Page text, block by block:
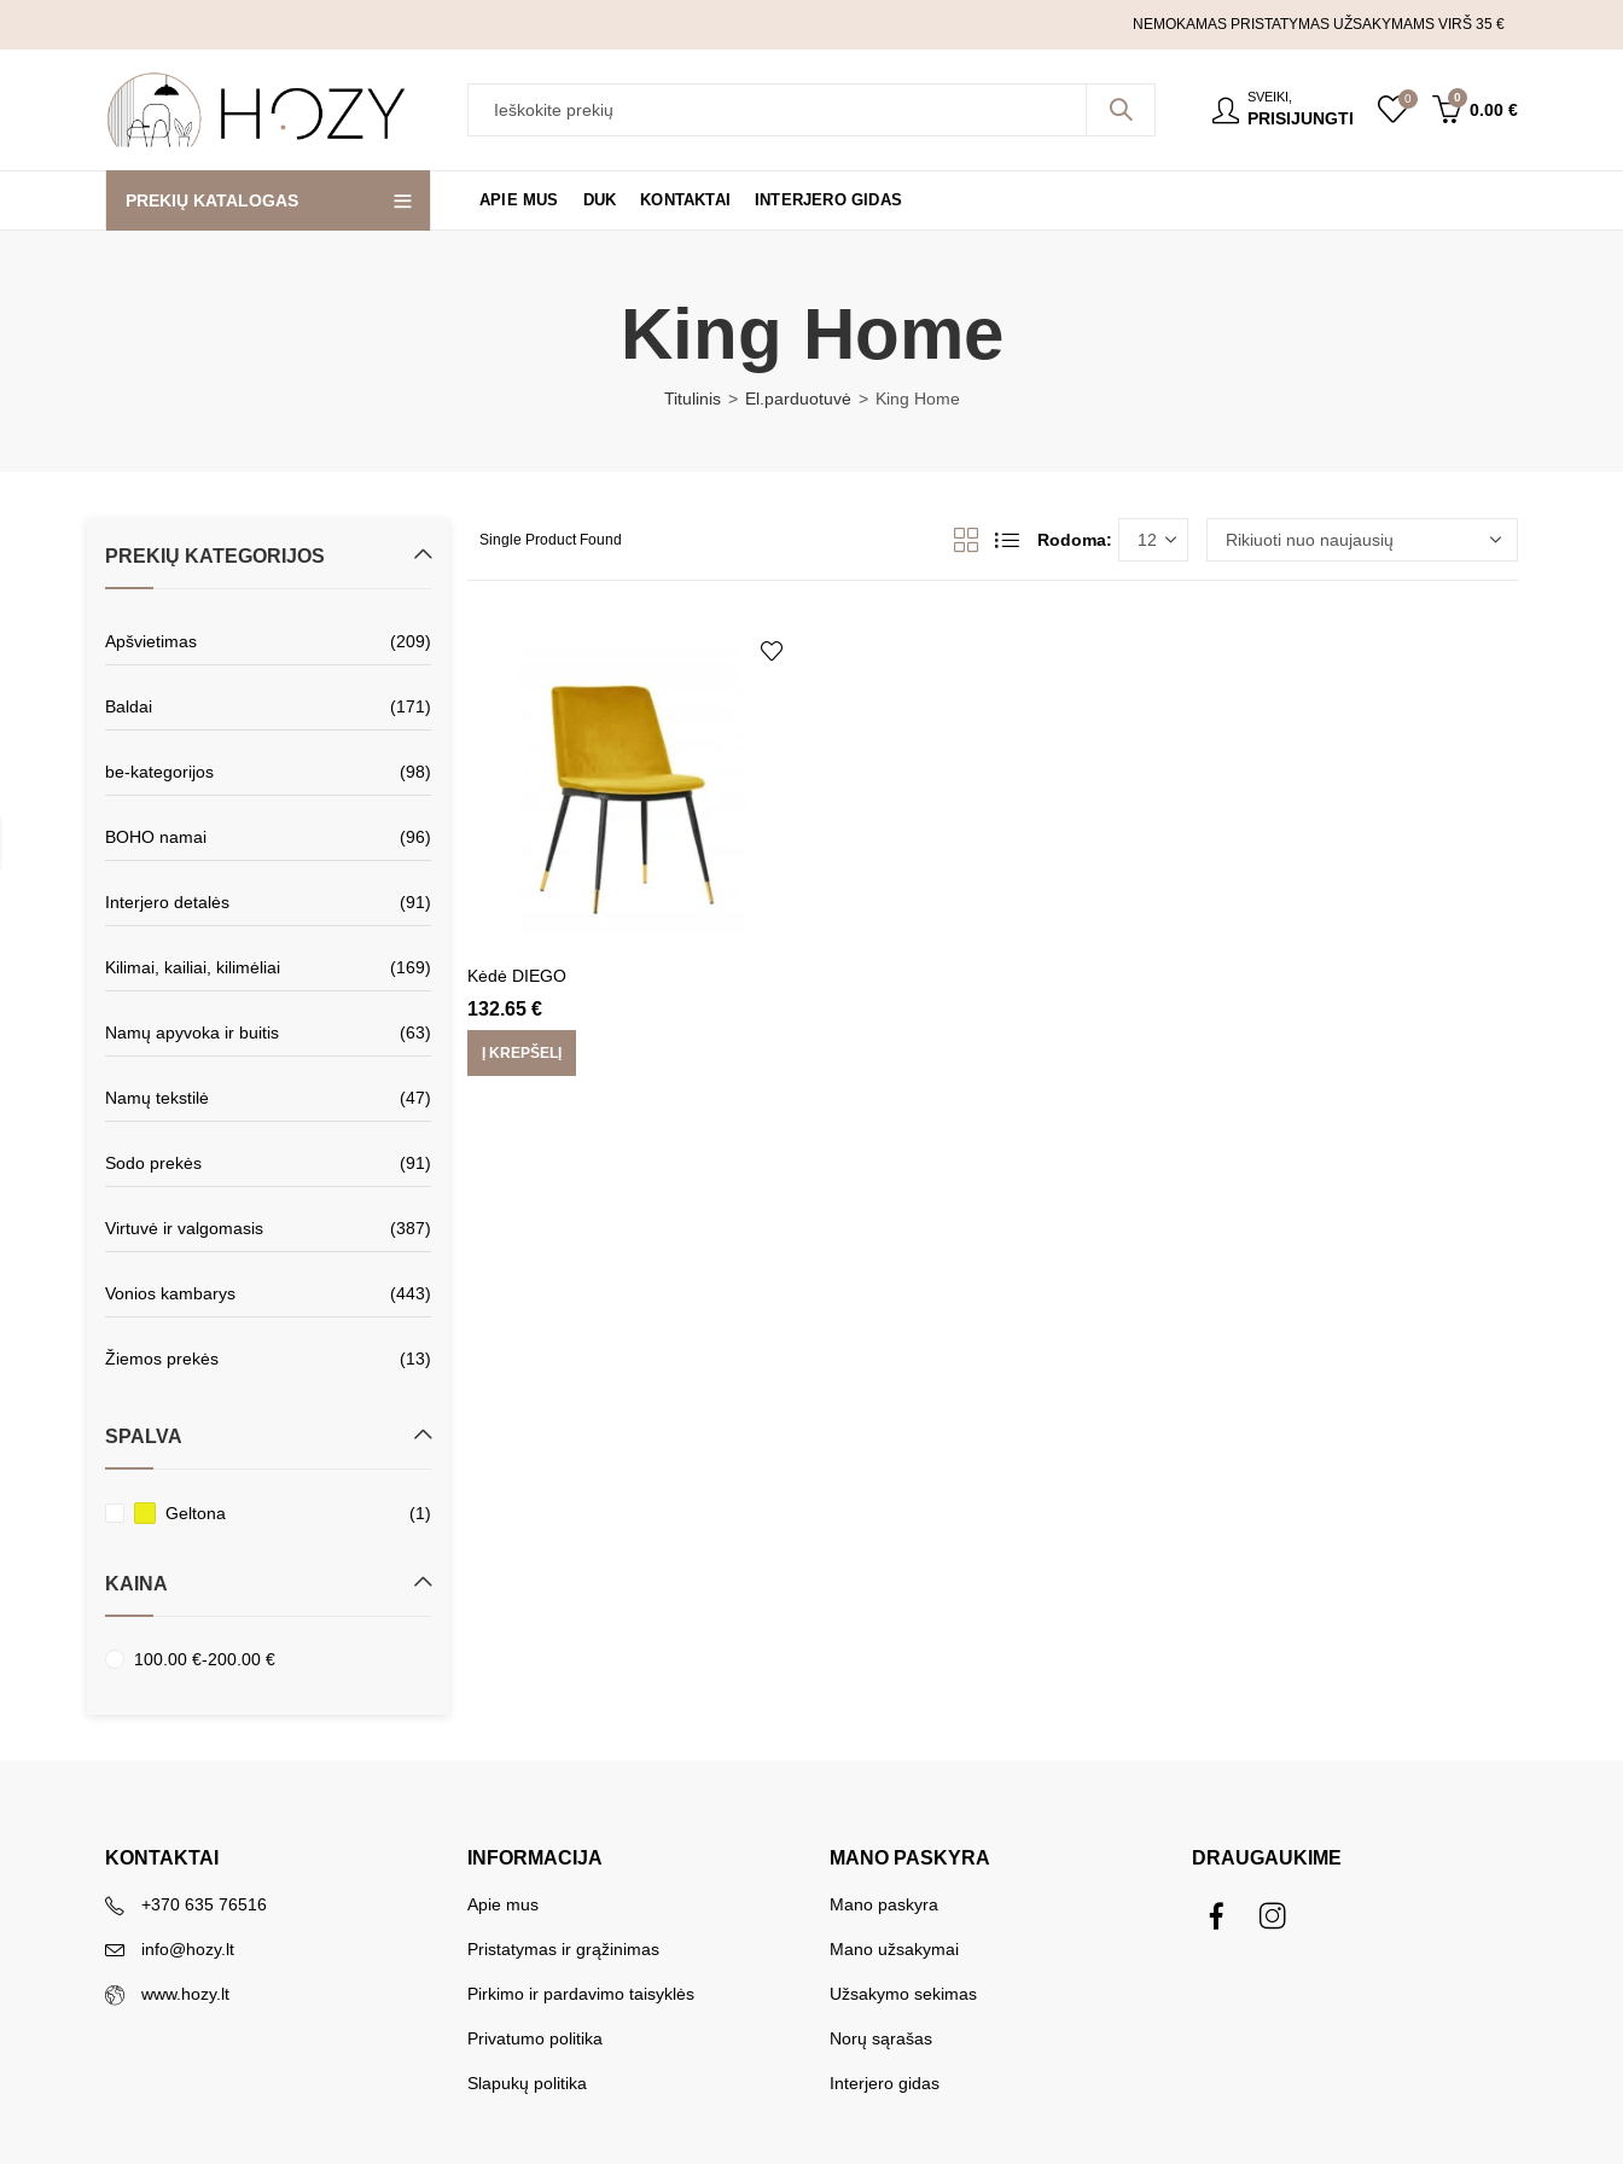
NEMOKAMAS PRISTATYMAS UŽSAKYMAMS VIRŠ 35 €
SVEIKI,
PRISIJUNGTI
0 0
0.00 €
PREKIŲ KATALOGAS APIE MUS DUK KONTAKTAI INTERJERO GIDAS
King Home
Titulinis El.parduotuvė King Home
Single Product Found Rodoma:
Kėdė DIEGO
132.65 €
Į KREPŠELĮ
PREKIŲ KATEGORIJOS
Apšvietimas (209)
Baldai (171)
be-kategorijos (98)
BOHO namai (96)
Interjero detalės (91)
Kilimai, kailiai, kilimėliai (169)
Namų apyvoka ir buitis (63)
Namų tekstilė (47)
Sodo prekės (91)
Virtuvė ir valgomasis (387)
Vonios kambarys (443)
Žiemos prekės (13)
SPALVA
Geltona (1)
KAINA
100.00 €-200.00 €
KONTAKTAI
+370 635 76516
info@hozy.lt
www.hozy.lt
INFORMACIJA
Apie mus
Pristatymas ir grąžinimas
Pirkimo ir pardavimo taisyklės
Privatumo politika
Slapukų politika
MANO PASKYRA
Mano paskyra
Mano užsakymai
Užsakymo sekimas
Norų sąrašas
Interjero gidas
DRAUGAUKIME